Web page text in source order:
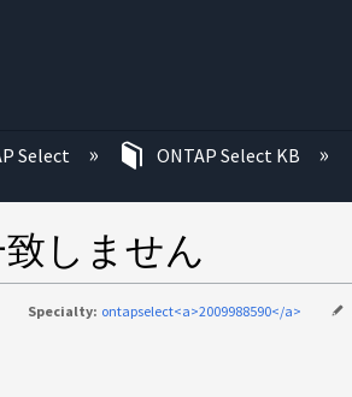
Select ONTAP Select KB
しません
Specialty: ontapselect<a>2009988590</a>